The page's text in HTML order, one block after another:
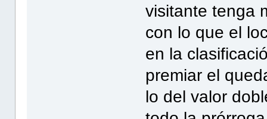
visitante tenga
con lo que el
en la
premiar el
lo del valor